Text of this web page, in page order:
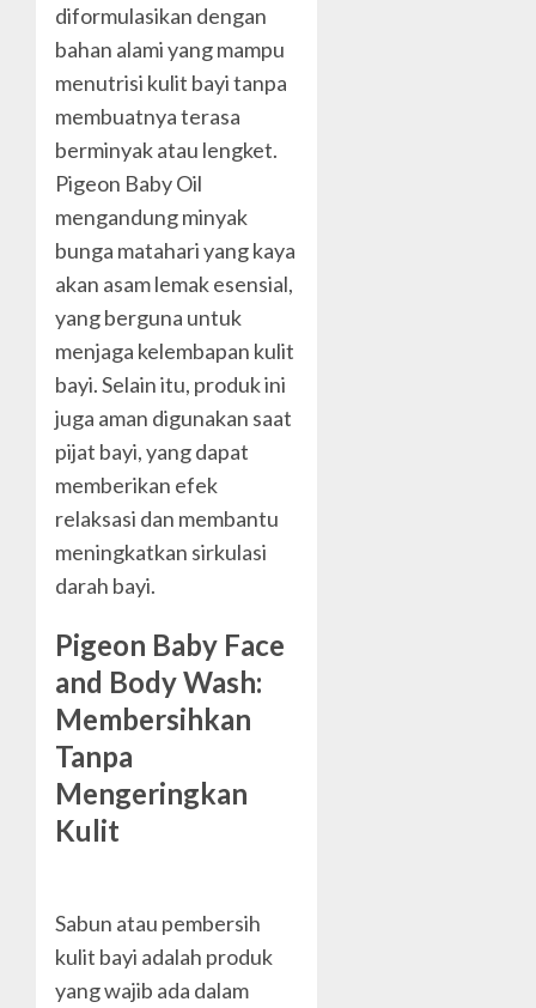
diformulasikan dengan
bahan alami yang mampu
menutrisi kulit bayi tanpa
membuatnya terasa
berminyak atau lengket.
Pigeon Baby Oil
mengandung minyak
bunga matahari yang kaya
akan asam lemak esensial,
yang berguna untuk
menjaga kelembapan kulit
bayi. Selain itu, produk ini
juga aman digunakan saat
pijat bayi, yang dapat
memberikan efek
relaksasi dan membantu
meningkatkan sirkulasi
darah bayi.
Pigeon Baby Face
and Body Wash:
Membersihkan
Tanpa
Mengeringkan
Kulit
Sabun atau pembersih
kulit bayi adalah produk
yang wajib ada dalam